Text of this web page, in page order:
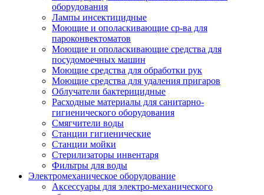
оборудования
Лампы инсектицидные
Моющие и ополаскивающие ср-ва для
пароконвектоматов
Моющие и ополаскивающие средства для
посудомоечных машин
Моющие средства для обработки рук
Моющие средства для удаления пригаров
Облучатели бактерицидные
Расходные материалы для санитарно-
гигиенического оборудования
Смягчители воды
Станции гигиенические
Станции мойки
Стерилизаторы инвентаря
Фильтры для воды
Электромеханическое оборудование
Аксессуары для электро-механического